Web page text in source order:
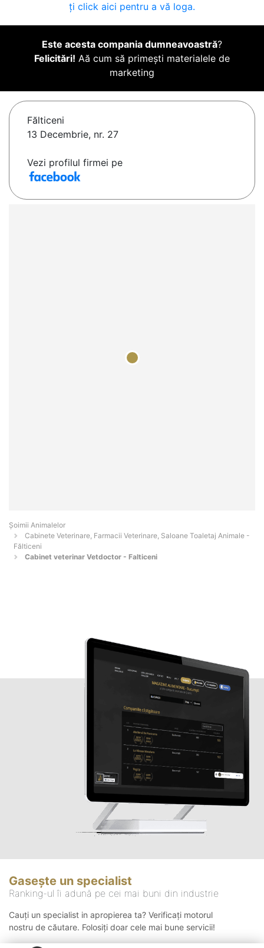
ți click aici pentru a vă loga.
Este acesta compania dumneavoastră?
Felicitări! Aă cum să primești materialele de
marketing
Fălticeni
13 Decembrie, nr. 27
Vezi profilul firmei pe
Şoimii Animalelor
Cabinete Veterinare, Farmacii Veterinare, Saloane Toaletaj Animale -
Fălticeni
Cabinet veterinar Vetdoctor - Falticeni
Gasește un specialist
Ranking-ul îi adună pe cei mai buni din industrie
Cauți un specialist in apropierea ta? Verificați motorul
nostru de căutare. Folosiți doar cele mai bune servicii!